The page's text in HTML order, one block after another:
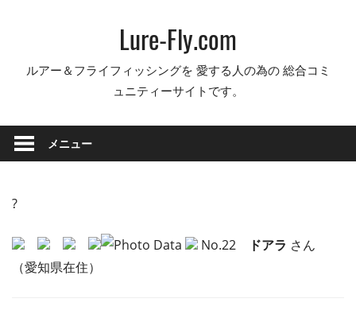
Lure-Fly.com
ルアー＆フライフィッシングを 愛する人の為の 総合コミ
ュニティーサイトです。
メニュー
?
No.22 ドアラ さん
（愛知県在住）